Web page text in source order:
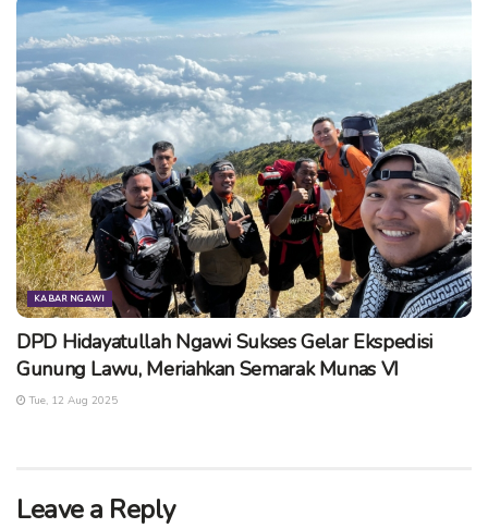
KABAR NGAWI
DPD Hidayatullah Ngawi Sukses Gelar Ekspedisi
Gunung Lawu, Meriahkan Semarak Munas VI
Tue, 12 Aug 2025
Leave a Reply